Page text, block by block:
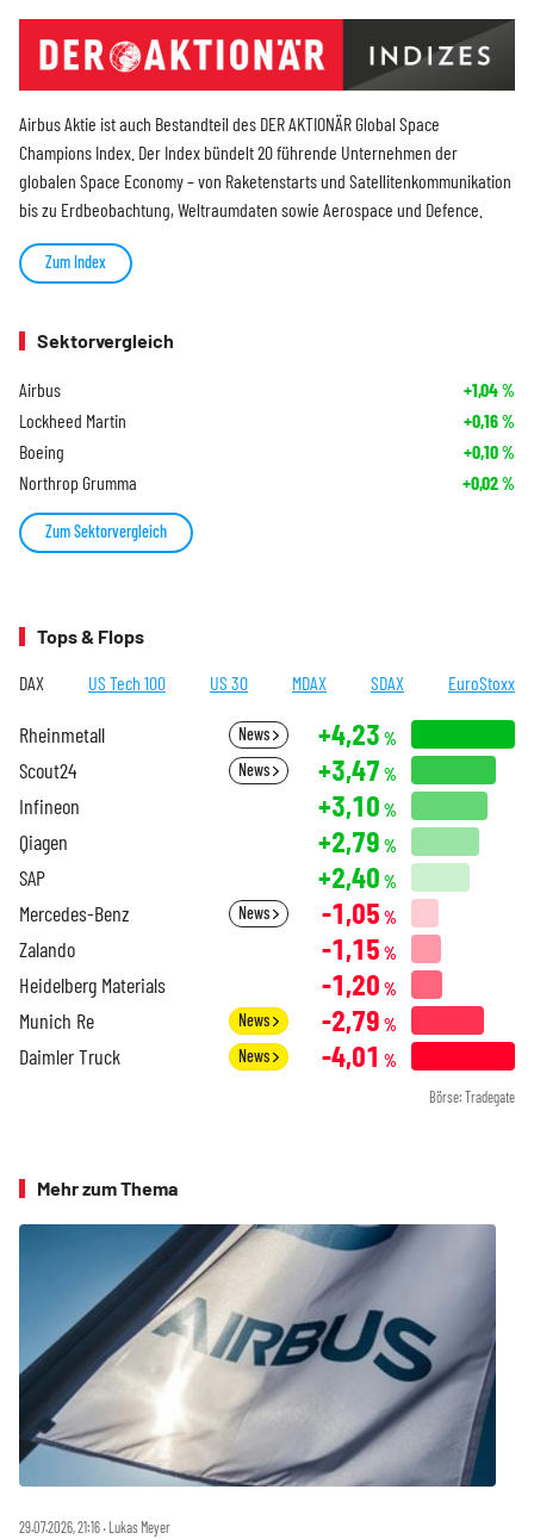
Airbus Aktie ist auch Bestandteil des DER AKTIONÄR Global Space
Champions Index. Der Index bündelt 20 führende Unternehmen der
globalen Space Economy – von Raketenstarts und Satellitenkommunikation
bis zu Erdbeobachtung, Weltraumdaten sowie Aerospace und Defence.
Zum Index
Sektorvergleich
Airbus +1,04%
Lockheed Martin +0,16%
Boeing +0,10%
Northrop Grumma +0,02%
Zum Sektorvergleich
Tops & Flops
DAX US Tech 100 US 30 MDAX SDAX EuroStoxx
Rheinmetall News +4,23 %
Scout24 News +3,47 %
Infineon +3,10 %
Qiagen +2,79 %
SAP +2,40 %
Mercedes-Benz News -1,05 %
Zalando -1,15 %
Heidelberg Materials -1,20 %
Munich Re News -2,79 %
Daimler Truck News -4,01 %
Börse: Tradegate
Mehr zum Thema
29.07.2026, 21:16 ‧ Lukas Meyer